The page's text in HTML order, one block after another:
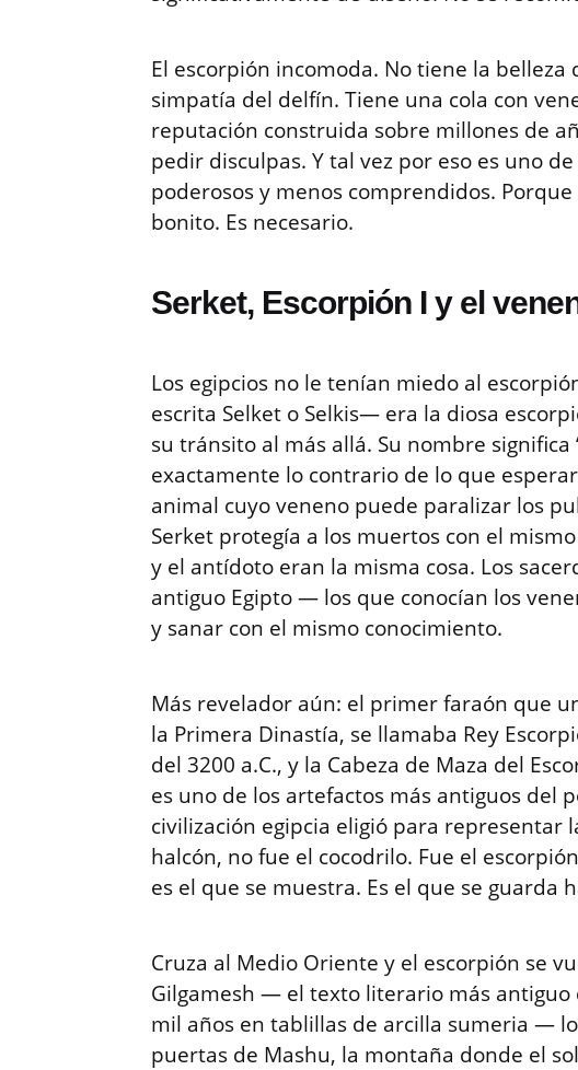
El escorpión incomoda. No tiene la
simpatía del delfín. Tiene una cola con
reputación construida sobre millones de
pedir disculpas. Y tal vez por eso es uno
poderosos y menos comprendidos.
bonito. Es necesario.
Serket, Escorpión I y el
Los egipcios no le tenían miedo al
escrita Selket o Selkis— era la diosa
su tránsito al más allá. Su nombre
exactamente lo contrario de lo que
animal cuyo veneno puede paralizar los
Serket protegía a los muertos con el
y el antídoto eran la misma cosa. Los
antiguo Egipto — los que conocían los
y sanar con el mismo conocimiento.
Más revelador aún: el primer faraón que
la Primera Dinastía, se llamaba Rey
del 3200 a.C., y la Cabeza de Maza del
es uno de los artefactos más antiguos del
civilización egipcia eligió para representar
halcón, no fue el cocodrilo. Fue el
es el que se muestra. Es el que se guarda
Cruza al Medio Oriente y el escorpión se
Gilgamesh — el texto literario más
mil años en tablillas de arcilla sumeria —
puertas de Mashu, la montaña donde el